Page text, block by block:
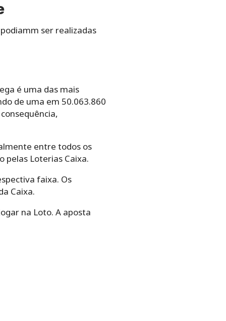
ser realizadas
é uma das mais
de uma em 50.063.860
entre todos os
pelas Loterias Caixa.
faixa. Os
Caixa.
na Loto. A aposta